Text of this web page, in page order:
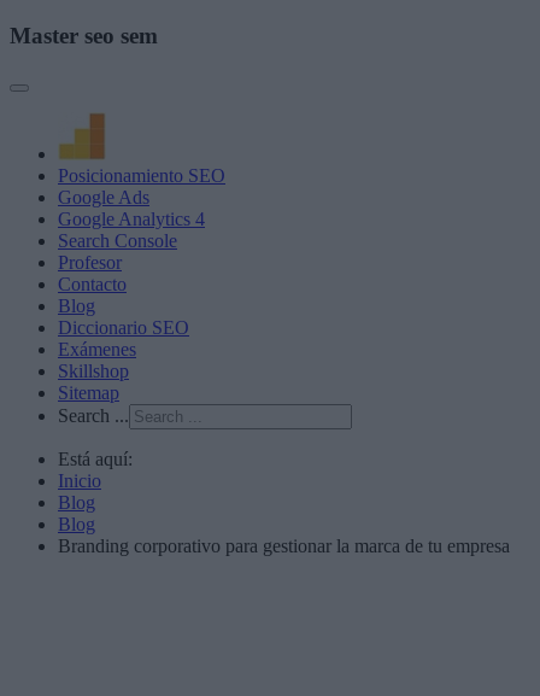
Master seo sem
Posicionamiento SEO
Google Ads
Google Analytics 4
Search Console
Profesor
Contacto
Blog
Diccionario SEO
Exámenes
Skillshop
Sitemap
Search ...
Está aquí:
Inicio
Blog
Blog
Branding corporativo para gestionar la marca de tu empresa